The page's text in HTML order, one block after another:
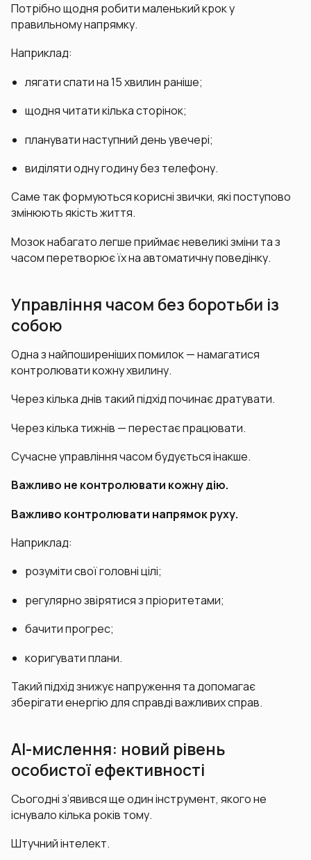
Потрібно щодня робити маленький крок у
правильному напрямку.
Наприклад:
лягати спати на 15 хвилин раніше;
щодня читати кілька сторінок;
планувати наступний день увечері;
виділяти одну годину без телефону.
Саме так формуються корисні звички, які поступово
змінюють якість життя.
Мозок набагато легше приймає невеликі зміни та з
часом перетворює їх на автоматичну поведінку.
Управління часом без боротьби із
собою
Одна з найпоширеніших помилок — намагатися
контролювати кожну хвилину.
Через кілька днів такий підхід починає дратувати.
Через кілька тижнів — перестає працювати.
Сучасне управління часом будується інакше.
Важливо не контролювати кожну дію.
Важливо контролювати напрямок руху.
Наприклад:
розуміти свої головні цілі;
регулярно звірятися з пріоритетами;
бачити прогрес;
коригувати плани.
Такий підхід знижує напруження та допомагає
зберігати енергію для справді важливих справ.
AI-мислення: новий рівень
особистої ефективності
Сьогодні з’явився ще один інструмент, якого не
існувало кілька років тому.
Штучний інтелект.